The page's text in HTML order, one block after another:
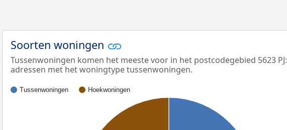
Soorten woningen
Tussenwoningen komen het meeste voor in het postcodegebied 5623
adressen met het woningtype tussenwoningen.
Tussenwoningen Hoekwoningen